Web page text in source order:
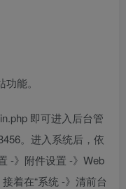
能。
即可进入后台管
。进入系统后，依
-》附件设置 -》Web
着在“系统 -》清前台